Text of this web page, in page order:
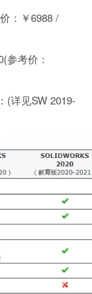
：￥6988 /
参考价：
(详见SW 2019-